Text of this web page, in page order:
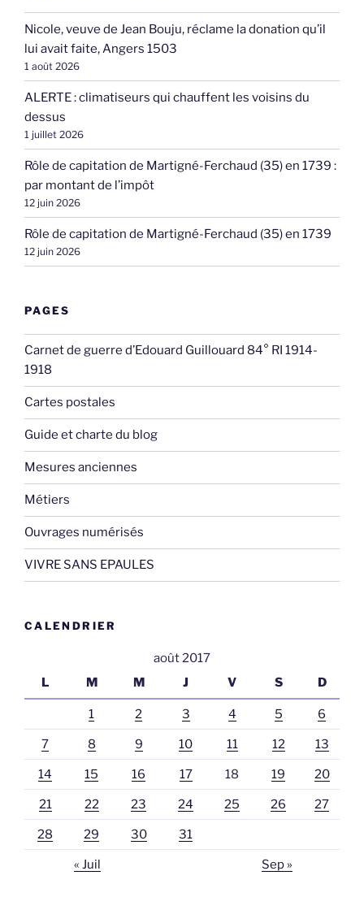
Nicole, veuve de Jean Bouju, réclame la donation qu’il
lui avait faite, Angers 1503
1 août 2026
ALERTE : climatiseurs qui chauffent les voisins du
dessus
1 juillet 2026
Rôle de capitation de Martigné-Ferchaud (35) en 1739 :
par montant de l’impôt
12 juin 2026
Rôle de capitation de Martigné-Ferchaud (35) en 1739
12 juin 2026
PAGES
Carnet de guerre d’Edouard Guillouard 84° RI 1914-
1918
Cartes postales
Guide et charte du blog
Mesures anciennes
Métiers
Ouvrages numérisés
VIVRE SANS EPAULES
CALENDRIER
août 2017
L
M M J V S D
1 2 3 4 5 6
7 8 9 10 11 12 13
14 15 16 17 18 19 20
21 22 23 24 25 26 27
28 29 30 31
« Juil Sep »